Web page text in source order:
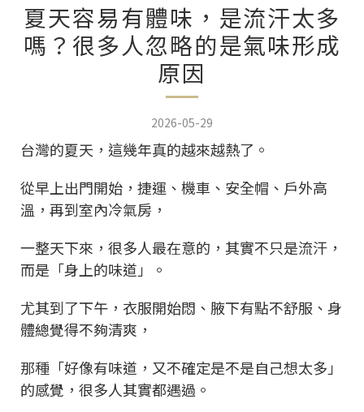
夏天容易有體味，是流汗太多
嗎？很多人忽略的是氣味形成
原因
2026-05-29
台灣的夏天，這幾年真的越來越熱了。
從早上出門開始，捷運、機車、安全帽、戶外高
溫，再到室內冷氣房，
一整天下來，很多人最在意的，其實不只是流汗，
而是「身上的味道」。
尤其到了下午，衣服開始悶、腋下有點不舒服、身
體總覺得不夠清爽，
那種「好像有味道，又不確定是不是自己想太多」
的感覺，很多人其實都遇過。